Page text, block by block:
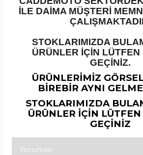
İLE DAİMA MÜŞTERİ
STOKLARIMIZDA
ÜRÜNLER İÇİN LÜTFEN
GEÇİNİZ.
ÜRÜNLERİMİZ
BİREBİR AYNI
STOKLARIMIZDA
ÜRÜNLER İÇİN
GEÇİNİZ
Yorumlar